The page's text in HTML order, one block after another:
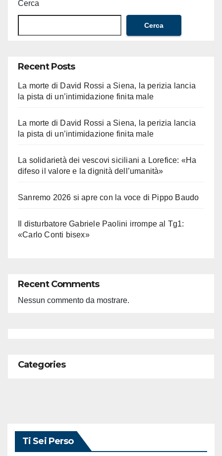
Cerca
Cerca
Recent Posts
La morte di David Rossi a Siena, la perizia lancia
la pista di un’intimidazione finita male
La morte di David Rossi a Siena, la perizia lancia
la pista di un’intimidazione finita male
La solidarietà dei vescovi siciliani a Lorefice: «Ha
difeso il valore e la dignità dell’umanità»
Sanremo 2026 si apre con la voce di Pippo Baudo
Il disturbatore Gabriele Paolini irrompe al Tg1:
«Carlo Conti bisex»
Recent Comments
Nessun commento da mostrare.
Categories
Ti Sei Perso